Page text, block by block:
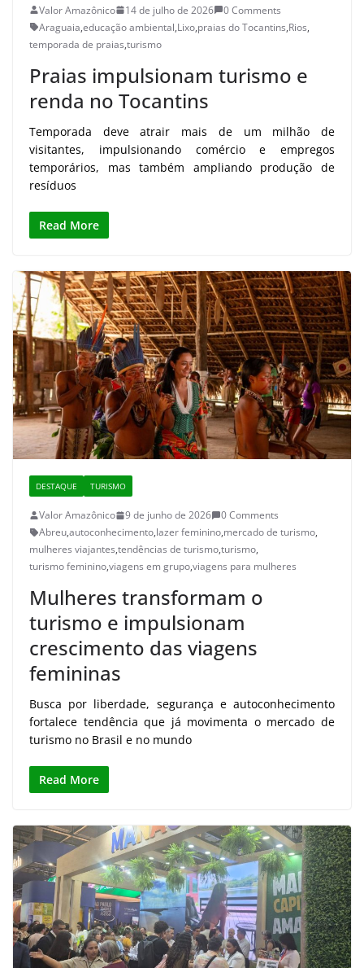
Valor Amazônico 14 de julho de 2026
0 Comments
Araguaia,educação ambiental,Lixo,praias do Tocantins,Rios,
temporada de praias,turismo
Praias impulsionam turismo e
renda no Tocantins
Temporada deve atrair mais de um milhão de
visitantes, impulsionando comércio e empregos
temporários, mas também ampliando produção de
resíduos
Read More
DESTAQUE TURISMO
Valor Amazônico 9 de junho de 2026
0 Comments
Abreu,autoconhecimento,lazer feminino,mercado de turismo,
mulheres viajantes,tendências de turismo,turismo,
turismo feminino,viagens em grupo,viagens para mulheres
Mulheres transformam o
turismo e impulsionam
crescimento das viagens
femininas
Busca por liberdade, segurança e autoconhecimento
fortalece tendência que já movimenta o mercado de
turismo no Brasil e no mundo
Read More